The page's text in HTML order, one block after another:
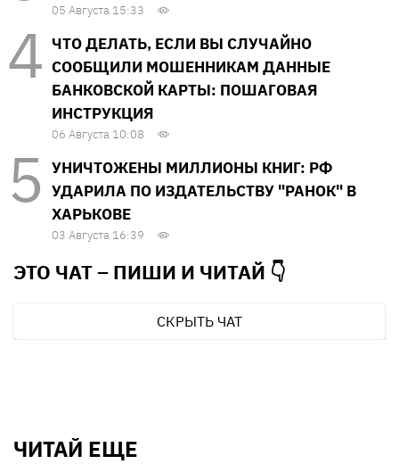
05 Августа 15:33
ЧТО ДЕЛАТЬ, ЕСЛИ ВЫ СЛУЧАЙНО
СООБЩИЛИ МОШЕННИКАМ ДАННЫЕ
БАНКОВСКОЙ КАРТЫ: ПОШАГОВАЯ
ИНСТРУКЦИЯ
06 Августа 10:08
УНИЧТОЖЕНЫ МИЛЛИОНЫ КНИГ: РФ
УДАРИЛА ПО ИЗДАТЕЛЬСТВУ "РАНОК" В
ХАРЬКОВЕ
03 Августа 16:39
ЭТО ЧАТ – ПИШИ И ЧИТАЙ 👇
СКРЫТЬ ЧАТ
ЧИТАЙ ЕЩЕ